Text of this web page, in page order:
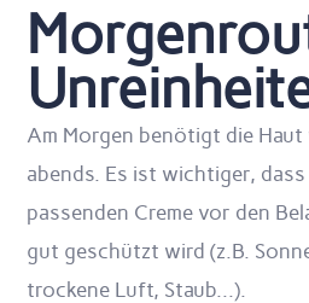
Am Morgen benötigt die
abends. Es ist wichtiger,
passenden Creme vor den
gut geschützt wird (z.B.
trockene Luft, Staub...).